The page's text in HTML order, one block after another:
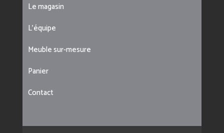
Le magasin
L’équipe
Meuble sur-mesure
Panier
Contact